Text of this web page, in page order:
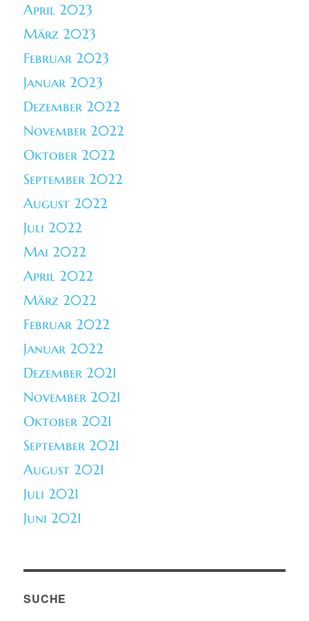
April 2023
März 2023
Februar 2023
Januar 2023
Dezember 2022
November 2022
Oktober 2022
September 2022
August 2022
Juli 2022
Mai 2022
April 2022
März 2022
Februar 2022
Januar 2022
Dezember 2021
November 2021
Oktober 2021
September 2021
August 2021
Juli 2021
Juni 2021
SUCHE